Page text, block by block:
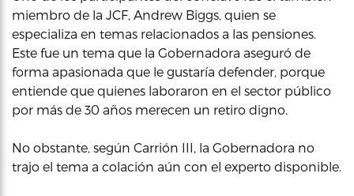
miembro de la JCF, Andrew Biggs, quien se
especializa en temas relacionados a las pensiones.
Este fue un tema que la Gobernadora aseguró de
forma apasionada que le gustaría defender, porque
entiende que quienes laboraron en el sector público
por más de 30 años merecen un retiro digno.
No obstante, según Carrión III, la Gobernadora no
trajo el tema a colación aún con el experto disponible.